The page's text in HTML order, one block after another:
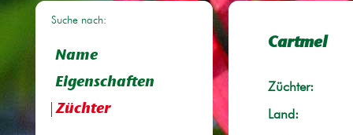
Suche nach:
Name
Eigenschaften
Züchter
Cartmel
Züchter:
Land: